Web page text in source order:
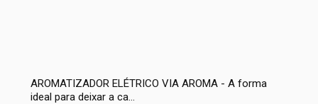
AROMATIZADOR ELÉTRICO VIA AROMA - A forma
ideal para deixar a ca...